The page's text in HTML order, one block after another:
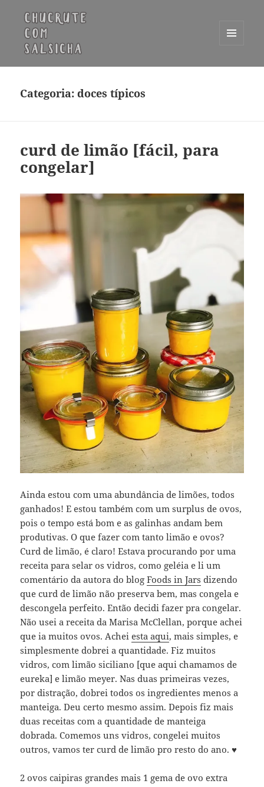
WIDGETS
Categoria:doces típicos
curd de limão [fácil, para
congelar]
Ainda estou com uma abundância de limões, todos
ganhados! E estou também com um surplus de ovos,
pois o tempo está bom e as galinhas andam bem
produtivas. O que fazer com tanto limão e ovos?
Curd de limão, é claro! Estava procurando por uma
receita para selar os vidros, como geléia e li um
comentário da autora do blogFoods in Jars dizendo
que curd de limão não preserva bem, mas congela e
descongela perfeito. Então decidi fazer pra congelar.
Não usei a receita da Marisa McClellan, porque achei
que ia muitos ovos. Acheiesta aqui, mais simples, e
simplesmente dobrei a quantidade. Fiz muitos
vidros, com limão siciliano [que aqui chamamos de
eureka] e limão meyer. Nas duas primeiras vezes,
por distração, dobrei todos os ingredientes menos a
manteiga. Deu certo mesmo assim. Depois fiz mais
duas receitas com a quantidade de manteiga
dobrada. Comemos uns vidros, congelei muitos
outros, vamos ter curd de limão pro resto do ano. ♥︎
2 ovos caipiras grandes mais 1 gema de ovo extra